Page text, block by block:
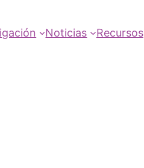
Noticias Recursos